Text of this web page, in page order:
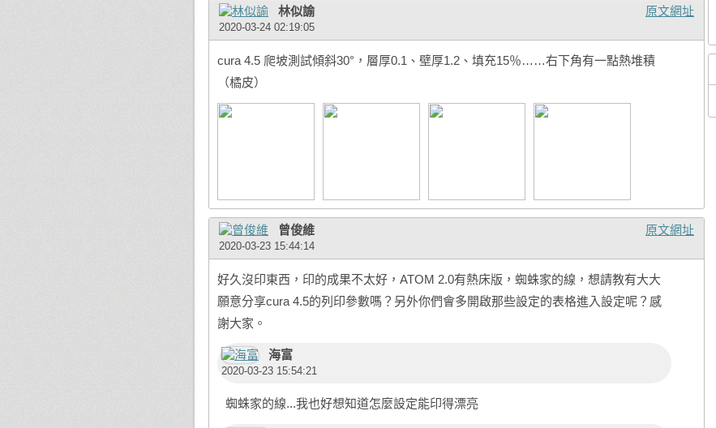
原文網址
林似諭
2020-03-24 02:19:05
cura 4.5 爬坡測試傾斜30°，層厚0.1、壁厚1.2、填充15％……右下角有一點熱堆積
（橘皮）
原文網址
曾俊維
2020-03-23 15:44:14
好久沒印東西，印的成果不太好，ATOM 2.0有熱床版，蜘蛛家的線，想請教有大大
願意分享cura 4.5的列印參數嗎？另外你們會多開啟那些設定的表格進入設定呢？感
謝大家。
海富
2020-03-23 15:54:21
蜘蛛家的線...我也好想知道怎麼設定能印得漂亮